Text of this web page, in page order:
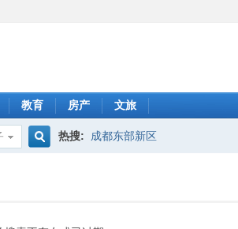
教育 房产 文旅
热搜: 成都东部新区